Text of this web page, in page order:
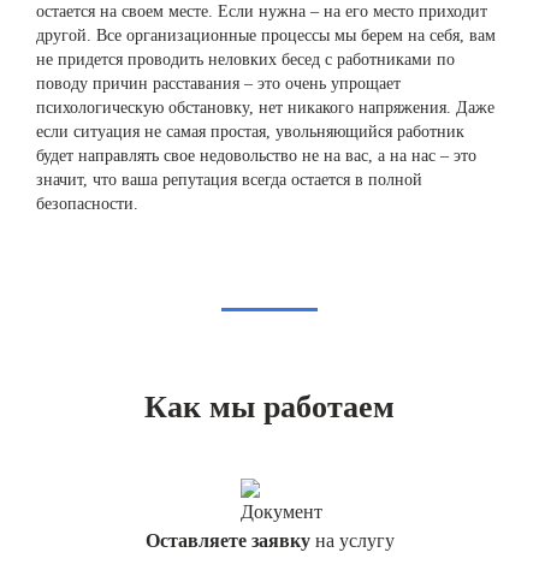
остается на своем месте. Если нужна – на его место приходит
другой. Все организационные процессы мы берем на себя, вам
не придется проводить неловких бесед с работниками по
поводу причин расставания – это очень упрощает
психологическую обстановку, нет никакого напряжения. Даже
если ситуация не самая простая, увольняющийся работник
будет направлять свое недовольство не на вас, а на нас – это
значит, что ваша репутация всегда остается в полной
безопасности.
Как мы работаем
Оставляете заявкуна услугу